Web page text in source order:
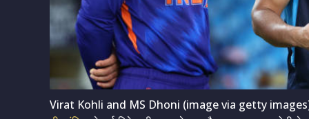
Virat Kohli and MS Dhoni (image via getty